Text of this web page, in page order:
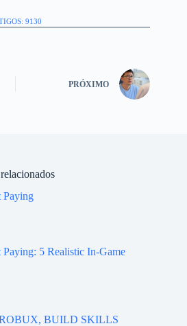
9130
PRÓXIMO
Paying
5 Realistic In-Game
BUILD SKILLS